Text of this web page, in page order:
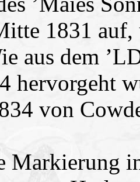
1831
aus dem
hervorgeht
von